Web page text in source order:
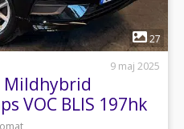
27
9 maj 2025
Mildhybrid
VOC BLIS 197hk